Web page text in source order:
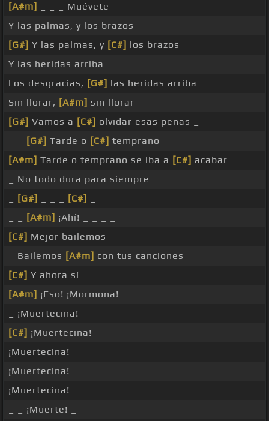
[A#m]
_ _ _ Muévete
Y las palmas, y los brazos
[G#] Y las palmas, y [C#] los brazos
Y las heridas arriba
Los desgracias, [G#] las heridas arriba
Sin llorar, [A#m] sin llorar
[G#] Vamos a [C#] olvidar esas penas _
[G#] Tarde o [C#] temprano _ _
[A#m] Tarde o temprano se iba a [C#] acabar
_ No todo dura para siempre
[G#] [C#]
[A#m] ¡Ahí! _ _ _ _
[C#] Mejor bailemos
_ Bailemos [A#m] con tus canciones
[C#] Y ahora sí
[A#m] ¡Eso! ¡Mormona!
_ ¡Muertecina!
[C#] ¡Muertecina!
¡Muertecina!
¡Muertecina!
¡Muertecina!
_ _ ¡Muerte! _